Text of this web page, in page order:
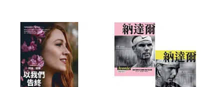
Katharina Ruckgaber, Paul
Schweinester, Katharina
Konradi, Mikhail Timoschenko
(singer) / Christoph Poppen
(conductor) / Cologne
Cathedral Vocal Ensemble,
Kölner Kammerorchester)